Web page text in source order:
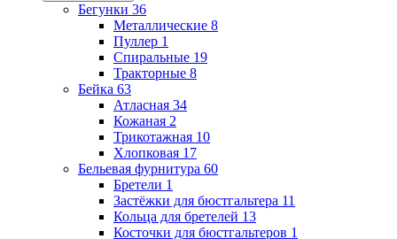
Бегунки 36
Металлические 8
Пуллер 1
Спиральные 19
Тракторные 8
Бейка 63
Атласная 34
Кожаная 2
Трикотажная 10
Хлопковая 17
Бельевая фурнитура 60
Бретели 1
Застёжки для бюстгальтера 11
Кольца для бретелей 13
Косточки для бюстгальтеров 1